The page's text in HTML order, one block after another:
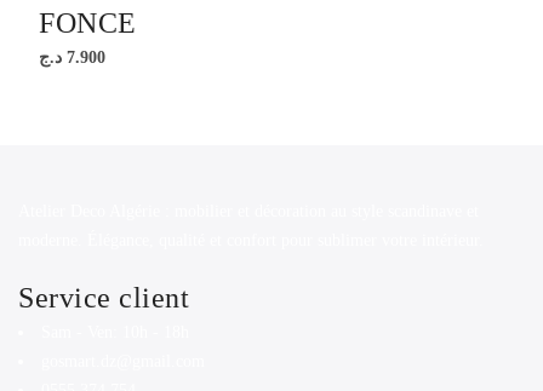
FONCE
7.900 د.ج
Service client